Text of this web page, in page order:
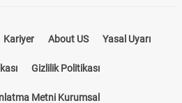
Kariyer About US
Gizlilik Politikası